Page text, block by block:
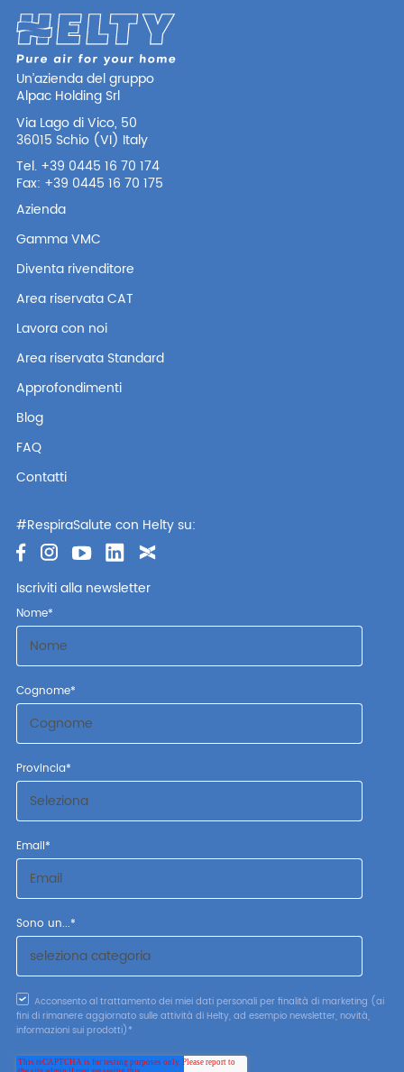
Un’azienda del gruppo
Alpac Holding Srl
Via Lago di Vico, 50
36015 Schio (VI) Italy
Tel. +39 0445 16 70 174
Fax: +39 0445 16 70 175
Azienda
Gamma VMC
Diventa rivenditore
Area riservata CAT
Lavora con noi
Area riservata Standard
Approfondimenti
Blog
FAQ
Contatti
#RespiraSalute con Helty su:
Iscriviti alla newsletter
Nome*
Cognome*
Provincia*
Email*
Sono un...*
Acconsento al trattamento dei miei dati personali per finalità di marketing (ai
fini di rimanere aggiornato sulle attività di Helty, ad esempio newsletter, novità,
informazioni sui prodotti)*